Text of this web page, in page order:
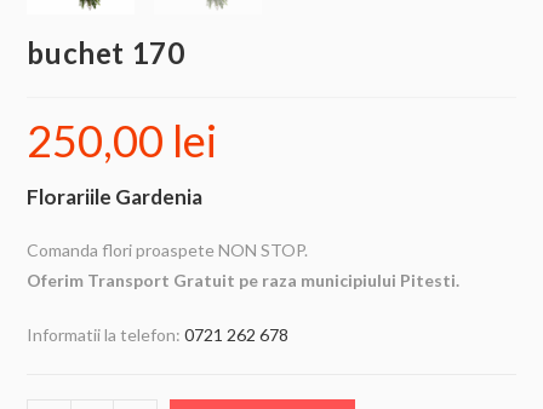
buchet 170
250,00 lei
Florariile Gardenia
Comanda flori proaspete NON STOP.
Oferim Transport Gratuit pe raza municipiului Pitesti.
Informatii la telefon:0721 262 678